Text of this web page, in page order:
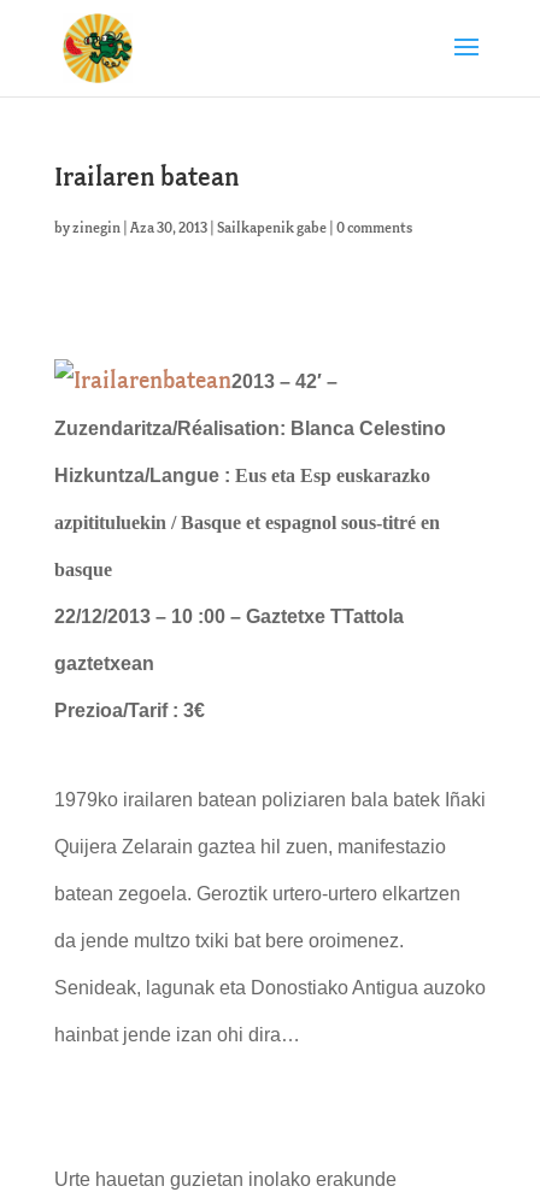
Irailaren batean
byzinegin| Aza 30, 2013| Sailkapenik gabe| 0 comments
2013 – 42′ –
Zuzendaritza/Réalisation: Blanca Celestino
Hizkuntza/Langue : Eus eta Esp euskarazko
azpitituluekin / Basque et espagnol sous-titré en
basque
22/12/2013 – 10 :00 – Gaztetxe TTattola
gaztetxean
Prezioa/Tarif : 3€
1979ko irailaren batean poliziaren bala batek Iñaki
Quijera Zelarain gaztea hil zuen, manifestazio
batean zegoela. Geroztik urtero-urtero elkartzen
da jende multzo txiki bat bere oroimenez.
Senideak, lagunak eta Donostiako Antigua auzoko
hainbat jende izan ohi dira…
Urte hauetan guzietan inolako erakunde